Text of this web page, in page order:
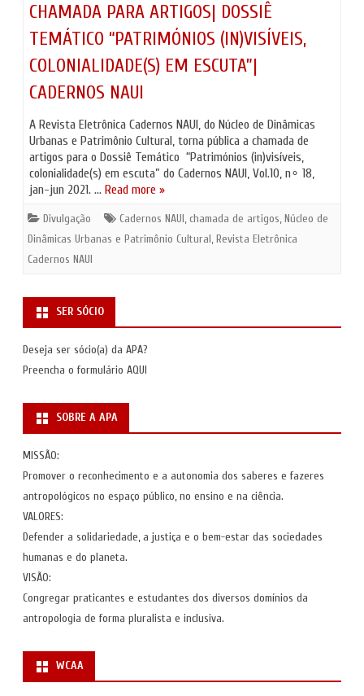
CHAMADA PARA ARTIGOS| DOSSIÊ
TEMÁTICO “PATRIMÓNIOS (IN)VISÍVEIS,
COLONIALIDADE(S) EM ESCUTA”|
CADERNOS NAUI
A Revista Eletrônica Cadernos NAUI, do Núcleo de Dinâmicas
Urbanas e Patrimônio Cultural, torna pública a chamada de
artigos para o Dossiê Temático “Patrimónios (in)visíveis,
colonialidade(s) em escuta” do Cadernos NAUI, Vol.10, n∘ 18,
jan-jun 2021. … Read more »
Divulgação Cadernos NAUI,chamada de artigos,Núcleo de
Dinâmicas Urbanas e Patrimônio Cultural,Revista Eletrônica
Cadernos NAUI
SER SÓCIO
Deseja ser sócio(a) da APA?
Preencha o formulário AQUI
SOBRE A APA
MISSÃO:
Promover o reconhecimento e a autonomia dos saberes e fazeres
antropológicos no espaço público, no ensino e na ciência.
VALORES:
Defender a solidariedade, a justiça e o bem-estar das sociedades
humanas e do planeta.
VISÃO:
Congregar praticantes e estudantes dos diversos domínios da
antropologia de forma pluralista e inclusiva.
WCAA